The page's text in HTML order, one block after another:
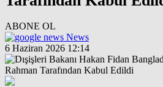
ABONE OL
News
6 Haziran 2026 12:14